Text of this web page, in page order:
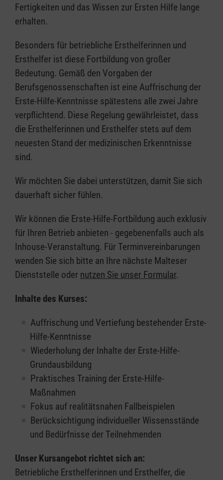
Fertigkeiten und das Wissen zur Ersten Hilfe lange
erhalten.
Besonders für betriebliche Ersthelferinnen und
Ersthelfer ist diese Fortbildung von großer
Bedeutung. Gemäß den Vorgaben der
Berufsgenossenschaften ist eine Auffrischung der
Erste-Hilfe-Kenntnisse spätestens alle zwei Jahre
verpflichtend. Diese Regelung gewährleistet, dass
die Ersthelferinnen und Ersthelfer stets auf dem
neuesten Stand der medizinischen Erkenntnisse
sind.
Wir möchten Sie dabei unterstützen, damit Sie sich
dauerhaft sicher fühlen.
Wir können die Erste-Hilfe-Fortbildung auch exklusiv
für Ihren Betrieb anbieten - gegebenenfalls auch als
Inhouse-Veranstaltung. Für Terminvereinbarungen
wenden Sie sich bitte an Ihre nächste Malteser
Dienststelle oder nutzen Sie unser Formular.
Inhalte des Kurses:
Auffrischung und Vertiefung bestehender Erste-
Hilfe-Kenntnisse
Wiederholung der Inhalte der Erste-Hilfe-
Grundausbildung
Praktisches Training der Erste-Hilfe-
Maßnahmen
Fokus auf realitätsnahen Fallbeispielen
Berücksichtigung individueller Wissensstände
und Bedürfnisse der Teilnehmenden
Unser Kursangebot richtet sich an:
Betriebliche Ersthelferinnen und Ersthelfer, die